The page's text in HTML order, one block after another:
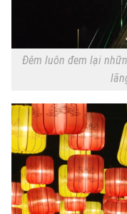
Đêm luôn đem lại